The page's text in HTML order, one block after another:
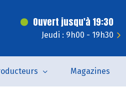
Ouvert jusqu'à 19:30
Jeudi : 9h00 - 19h30
Magazines